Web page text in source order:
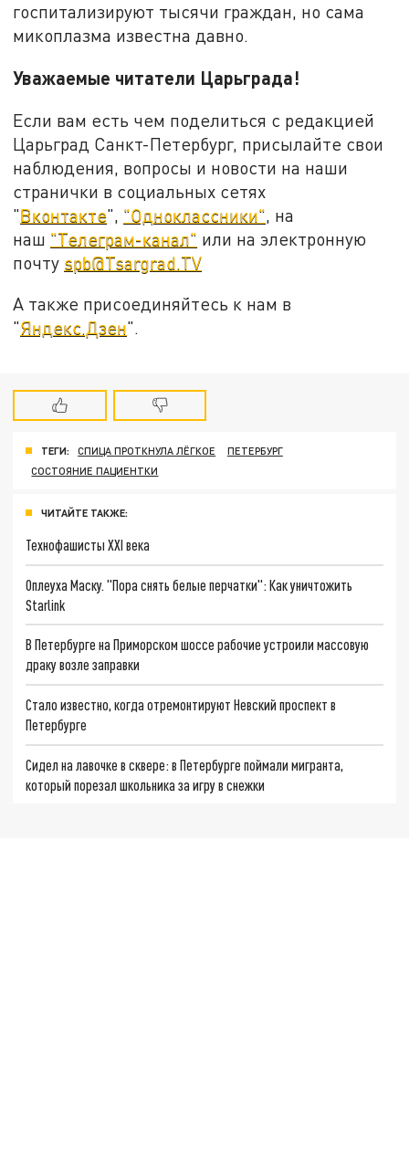
госпитализируют тысячи граждан, но сама
микоплазма известна давно.
Уважаемые читатели Царьграда!
Если вам есть чем поделиться с редакцией
Царьград Санкт-Петербург, присылайте свои
наблюдения, вопросы и новости на наши
странички в социальных сетях
"Вконтакте", "Одноклассники", на
наш "Телеграм-канал" или на электронную
почту spb@Tsargrad.TV
А также присоединяйтесь к нам в
"Яндекс.Дзен".
ТЕГИ: СПИЦА ПРОТКНУЛА ЛЁГКОЕ
ПЕТЕРБУРГ
СОСТОЯНИЕ ПАЦИЕНТКИ
ЧИТАЙТЕ ТАКЖЕ:
Технофашисты XXI века
Оплеуха Маску. "Пора снять белые перчатки": Как уничтожить
Starlink
В Петербурге на Приморском шоссе рабочие устроили массовую
драку возле заправки
Стало известно, когда отремонтируют Невский проспект в
Петербурге
Сидел на лавочке в сквере: в Петербурге поймали мигранта,
который порезал школьника за игру в снежки